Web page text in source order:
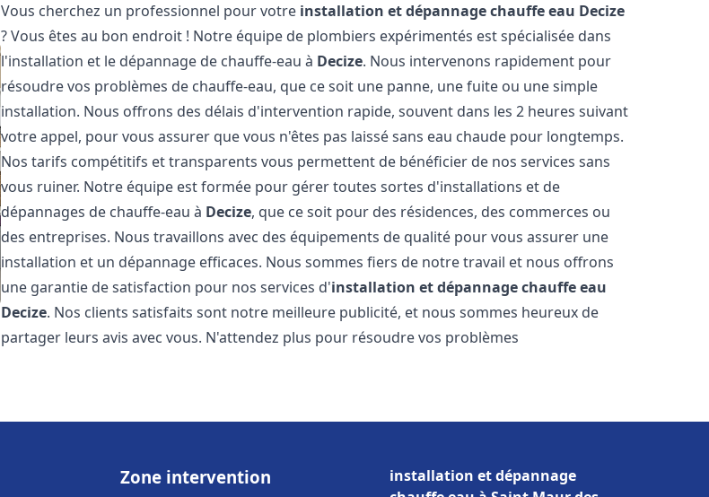
Vous cherchez un professionnel pour votre installation et dépannage chauffe eau Decize
? Vous êtes au bon endroit ! Notre équipe de plombiers expérimentés est spécialisée dans
l'installation et le dépannage de chauffe-eau à Decize. Nous intervenons rapidement pour
résoudre vos problèmes de chauffe-eau, que ce soit une panne, une fuite ou une simple
installation. Nous offrons des délais d'intervention rapide, souvent dans les 2 heures suivant
votre appel, pour vous assurer que vous n'êtes pas laissé sans eau chaude pour longtemps.
Nos tarifs compétitifs et transparents vous permettent de bénéficier de nos services sans
vous ruiner. Notre équipe est formée pour gérer toutes sortes d'installations et de
dépannages de chauffe-eau à Decize, que ce soit pour des résidences, des commerces ou
des entreprises. Nous travaillons avec des équipements de qualité pour vous assurer une
installation et un dépannage efficaces. Nous sommes fiers de notre travail et nous offrons
une garantie de satisfaction pour nos services d'installation et dépannage chauffe eau
Decize. Nos clients satisfaits sont notre meilleure publicité, et nous sommes heureux de
partager leurs avis avec vous. N'attendez plus pour résoudre vos problèmes
Zone intervention
installation et dépannage